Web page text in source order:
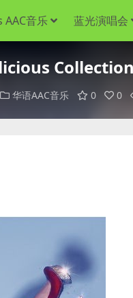
AAC音乐 蓝光演唱会
Collection
华语AAC音乐 0 0